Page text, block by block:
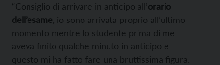
“Consiglio di arrivare in anticipo all’orario
dell’esame , io sono arrivata proprio all’ultimo
momento mentre lo studente prima di me
aveva finito qualche minuto in anticipo e
questo mi ha fatto fare una bruttissima figura.